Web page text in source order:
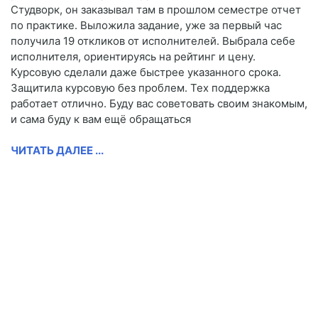
Студворк, он заказывал там в прошлом семестре отчет
по практике. Выложила задание, уже за первый час
получила 19 откликов от исполнителей. Выбрала себе
исполнителя, ориентируясь на рейтинг и цену.
Курсовую сделали даже быстрее указанного срока.
Защитила курсовую без проблем. Тех поддержка
работает отлично. Буду вас советовать своим знакомым,
и сама буду к вам ещё обращаться
ЧИТАТЬ ДАЛЕЕ ...